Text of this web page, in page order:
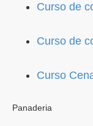
Curso de
Curso de
Curso
Panaderia